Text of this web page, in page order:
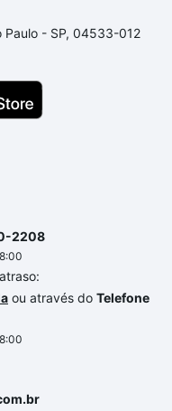
custos envolvidos
nosso portal
seus sonhos
com você até as
Paulo - SP, 04533-012
2208
ou através do Telefone